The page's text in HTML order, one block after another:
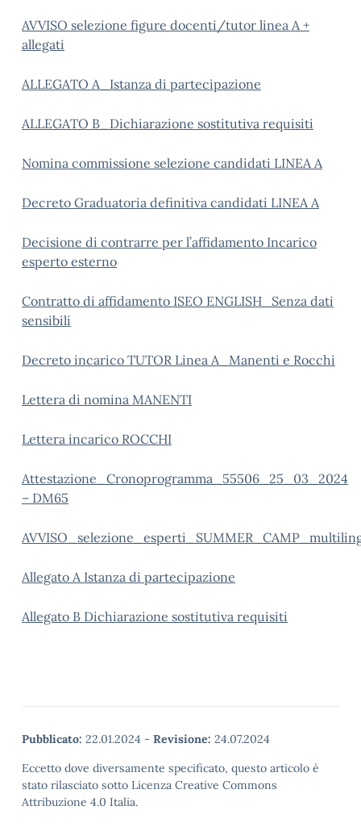
AVVISO selezione figure docenti/tutor linea A +
allegati
ALLEGATO A_Istanza di partecipazione
ALLEGATO B_Dichiarazione sostitutiva requisiti
Nomina commissione selezione candidati LINEA A
Decreto Graduatoria definitiva candidati LINEA A
Decisione di contrarre per l’affidamento Incarico
esperto esterno
Contratto di affidamento ISEO ENGLISH_Senza dati
sensibili
Decreto incarico TUTOR Linea A_Manenti e Rocchi
Lettera di nomina MANENTI
Lettera incarico ROCCHI
Attestazione_Cronoprogramma_55506_25_03_2024
– DM65
Allegato A Istanza di partecipazione
Allegato B Dichiarazione sostitutiva requisiti
Pubblicato: 22.01.2024 - Revisione: 24.07.2024
Eccetto dove diversamente specificato, questo articolo è
stato rilasciato sotto Licenza Creative Commons
Attribuzione 4.0 Italia.